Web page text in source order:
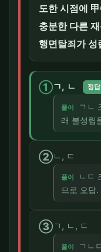
도한 시점에
충분한 다른
행면탈죄가 성
①ㄱ, ㄴ 정답
풀이
ㄱㄴ
래 불성립
②ㄴ, ㄷ
풀이
ㄴㄷ
므로 오답.
③ㄱ, ㄴ, ㄷ
풀이 ㄱㄴ